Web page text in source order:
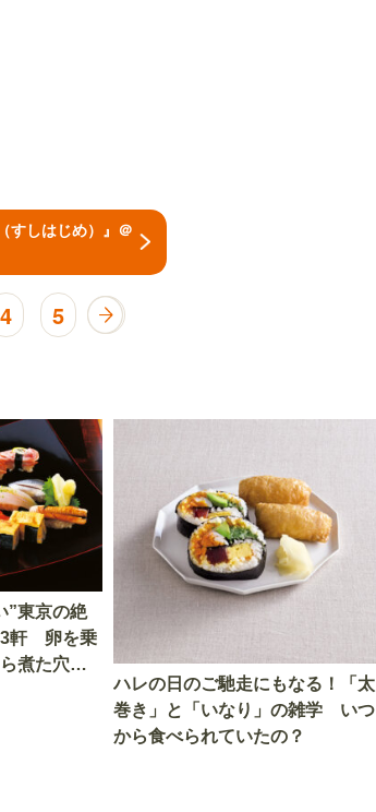
すしはじめ）』＠
4 5
”東京の絶
3軒 卵を乗
煮た穴
ハレの日のご馳走にもなる！「太
巻き」と「いなり」の雑学 いつ
から食べられていたの？